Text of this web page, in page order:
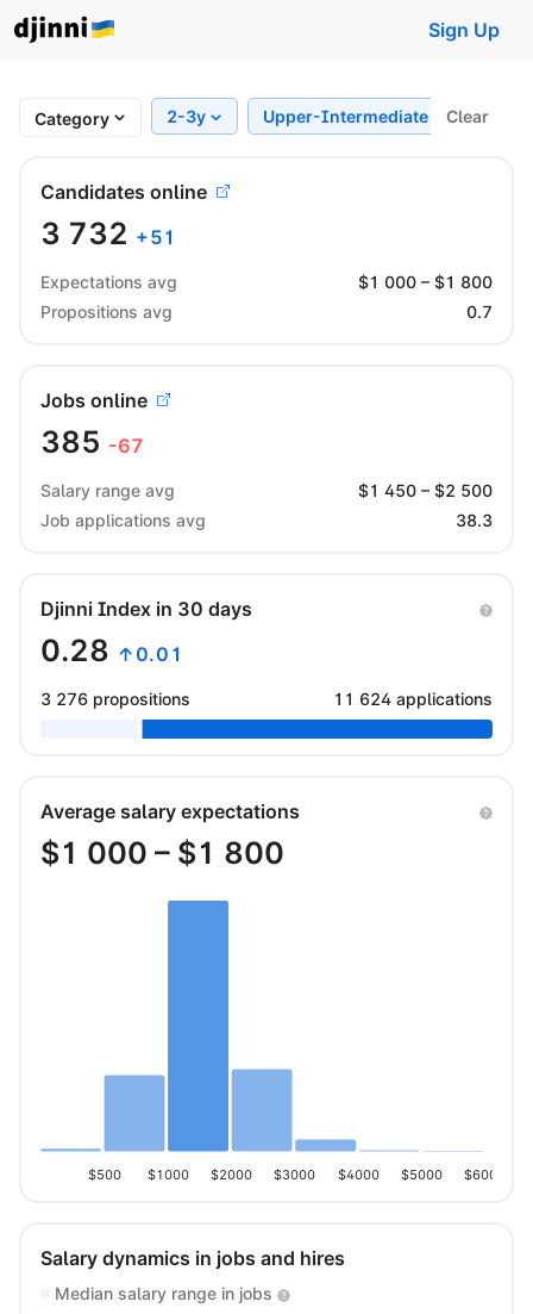
Sign Up
Category 2-3y Upper-Intermediate Clear
Candidates online
3 732 +51
Expectations avg $1 000 – $1 800
Propositions avg
0.7
Jobs online
385 -67
Salary range avg $1 450 – $2 500
Job applications avg
38.3
Djinni Index in 30 days
0.28 ↑0.01
3 276 propositions 11 624 applications
Average salary expectations
$1 000 – $1 800
$500 $1000 $2000 $3000 $4000 $5000 $6000
Salary dynamics in jobs and hires
Median salary range in jobs